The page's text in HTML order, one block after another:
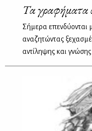
Τα γραφήματα
Σήμερα επενδύονται
αναζητώντας
αντίληψης και